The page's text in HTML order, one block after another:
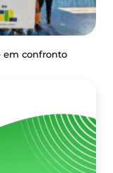
em confronto